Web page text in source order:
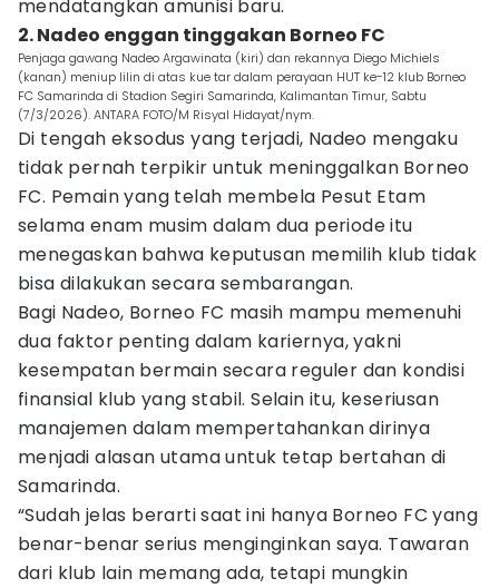
mendatangkan amunisi baru.
2. Nadeo enggan tinggakan Borneo FC
Penjaga gawang Nadeo Argawinata (kiri) dan rekannya Diego Michiels
(kanan) meniup lilin di atas kue tar dalam perayaan HUT ke-12 klub Borneo
FC Samarinda di Stadion Segiri Samarinda, Kalimantan Timur, Sabtu
(7/3/2026). ANTARA FOTO/M Risyal Hidayat/nym.
Di tengah eksodus yang terjadi, Nadeo mengaku
tidak pernah terpikir untuk meninggalkan Borneo
FC. Pemain yang telah membela Pesut Etam
selama enam musim dalam dua periode itu
menegaskan bahwa keputusan memilih klub tidak
bisa dilakukan secara sembarangan.
Bagi Nadeo, Borneo FC masih mampu memenuhi
dua faktor penting dalam kariernya, yakni
kesempatan bermain secara reguler dan kondisi
finansial klub yang stabil. Selain itu, keseriusan
manajemen dalam mempertahankan dirinya
menjadi alasan utama untuk tetap bertahan di
Samarinda.
“Sudah jelas berarti saat ini hanya Borneo FC yang
benar-benar serius menginginkan saya. Tawaran
dari klub lain memang ada, tetapi mungkin